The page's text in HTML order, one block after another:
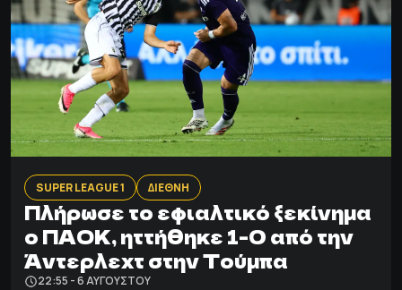
SUPER LEAGUE 1 ΔΙΕΘΝΗ
Πλήρωσε το εφιαλτικό ξεκίνημα
ο ΠΑΟΚ, ηττήθηκε 1-0 από την
Άντερλεχτ στην Τούμπα
22:55 - 6 ΑΥΓΟΎΣΤΟΥ